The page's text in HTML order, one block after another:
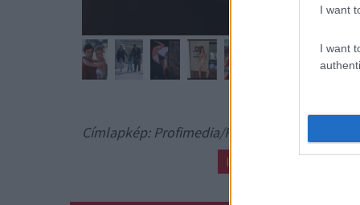
I want
I want
Címlapkép: Profimedia/RedDot
IRELAND BALDWIN